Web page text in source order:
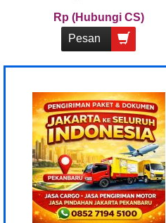
Rp (Hubungi CS)
Pesan